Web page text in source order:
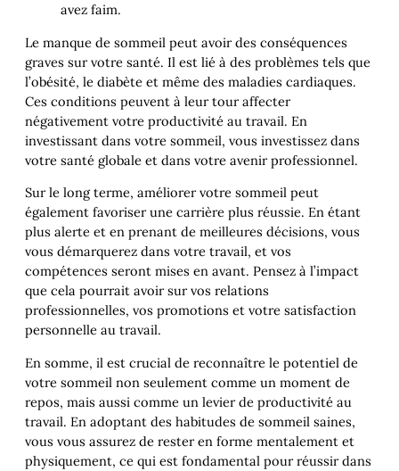
avez faim.
Le manque de sommeil peut avoir des conséquences
graves sur votre santé. Il est lié à des problèmes tels que
l’obésité, le diabète et même des maladies cardiaques.
Ces conditions peuvent à leur tour affecter
négativement votre productivité au travail. En
investissant dans votre sommeil, vous investissez dans
votre santé globale et dans votre avenir professionnel.
Sur le long terme, améliorer votre sommeil peut
également favoriser une carrière plus réussie. En étant
plus alerte et en prenant de meilleures décisions, vous
vous démarquerez dans votre travail, et vos
compétences seront mises en avant. Pensez à l’impact
que cela pourrait avoir sur vos relations
professionnelles, vos promotions et votre satisfaction
personnelle au travail.
En somme, il est crucial de reconnaître le potentiel de
votre sommeil non seulement comme un moment de
repos, mais aussi comme un levier de productivité au
travail. En adoptant des habitudes de sommeil saines,
vous vous assurez de rester en forme mentalement et
physiquement, ce qui est fondamental pour réussir dans